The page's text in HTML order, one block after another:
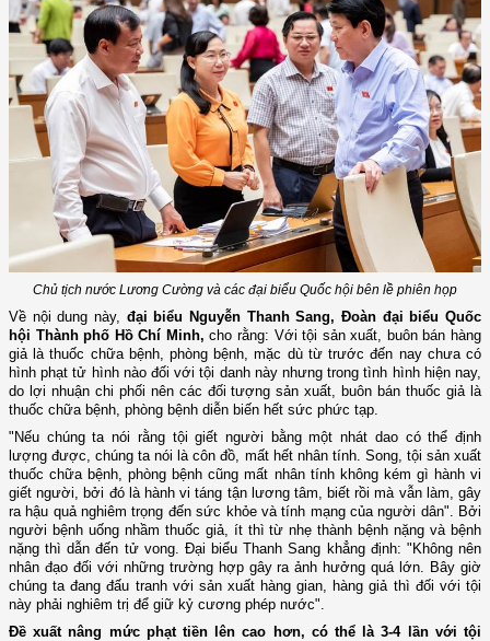
Chủ tịch nước Lương Cường và các đại biểu Quốc hội bên lề phiên họp
Về nội dung này, đại biểu Nguyễn Thanh Sang, Đoàn đại biểu Quốc
hội Thành phố Hồ Chí Minh, cho rằng: Với tội sản xuất, buôn bán hàng
giả là thuốc chữa bệnh, phòng bệnh, mặc dù từ trước đến nay chưa có
hình phạt tử hình nào đối với tội danh này nhưng trong tình hình hiện nay,
do lợi nhuận chi phối nên các đối tượng sản xuất, buôn bán thuốc giả là
thuốc chữa bệnh, phòng bệnh diễn biến hết sức phức tạp.
"Nếu chúng ta nói rằng tội giết người bằng một nhát dao có thể định
lượng được, chúng ta nói là côn đồ, mất hết nhân tính. Song, tội sản xuất
thuốc chữa bệnh, phòng bệnh cũng mất nhân tính không kém gì hành vi
giết người, bởi đó là hành vi táng tận lương tâm, biết rồi mà vẫn làm, gây
ra hậu quả nghiêm trọng đến sức khỏe và tính mạng của người dân". Bởi
người bệnh uống nhầm thuốc giả, ít thì từ nhẹ thành bệnh nặng và bệnh
nặng thì dẫn đến tử vong. Đại biểu Thanh Sang khẳng định: "Không nên
nhân đạo đối với những trường hợp gây ra ảnh hưởng quá lớn. Bây giờ
chúng ta đang đấu tranh với sản xuất hàng gian, hàng giả thì đối với tội
này phải nghiêm trị để giữ kỷ cương phép nước".
Đề xuất nâng mức phạt tiền lên cao hơn, có thể là 3-4 lần với tội